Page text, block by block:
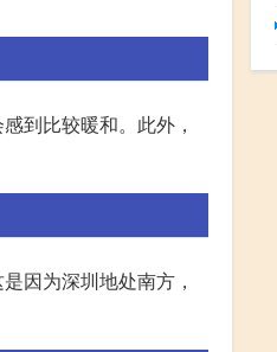
到比较暖和。此外，
因为深圳地处南方，